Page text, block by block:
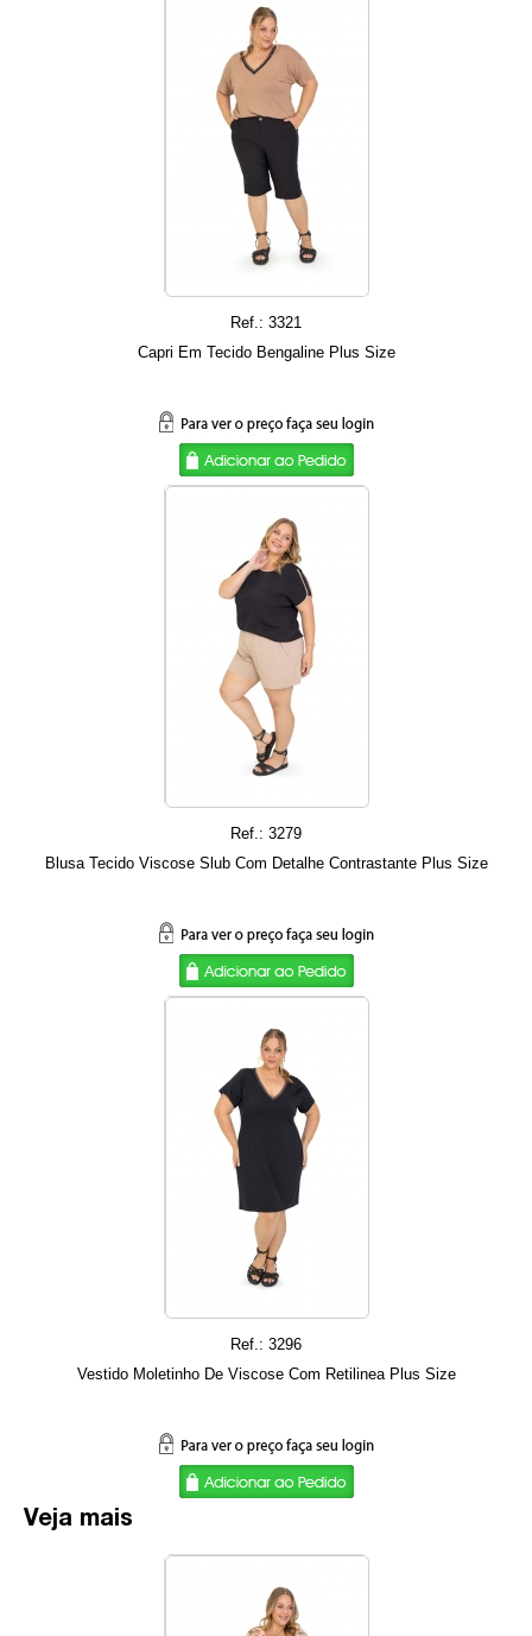
Ref.: 3321
Capri Em Tecido Bengaline Plus Size
Ref.: 3279
Blusa Tecido Viscose Slub Com Detalhe Contrastante Plus Size
Ref.: 3296
Vestido Moletinho De Viscose Com Retilinea Plus Size
Veja mais